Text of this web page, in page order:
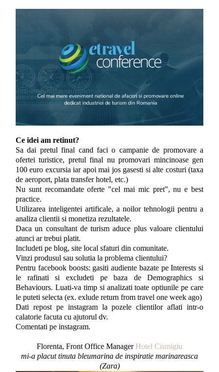
Ce idei am retinut?
Sa dai pretul final cand faci o campanie de promovare a
ofertei turistice, pretul final nu promovari mincinoase gen
100 euro excursia iar apoi mai jos gasesti si alte costuri (taxa
de aeroport, plata transfer hotel, etc.)
Nu sunt recomandate oferte "cel mai mic pret", nu e best
practice.
Utilizarea inteligentei artificale, a noilor tehnologii pentru a
analiza clientii si monetiza rezultatele.
Daca un consultant de turism aduce plus valoare clientului
atunci ar trebui platit.
Includeti pe blog, site local sfaturi din comunitate.
Vinzi produsul sau solutia la problema clientului?
Pentru facebook boosts: gasiti audiente bazate pe Interests si
le rafinati si excludeti pe baza de Demographics si
Behaviours. Luati-va timp si analizati toate optiunile pe care
le puteti selecta (ex. exlude return from travel one week ago)
Dati repost pe instagram la pozele clientilor aflati intr-o
calatorie facuta cu ajutorul dv.
Comentati pe instagram.
Florenta, Front Office Manager Hotel Cismigiu
mi-a placut tinuta bleumarina de inspiratie marinareasca
(Zara)